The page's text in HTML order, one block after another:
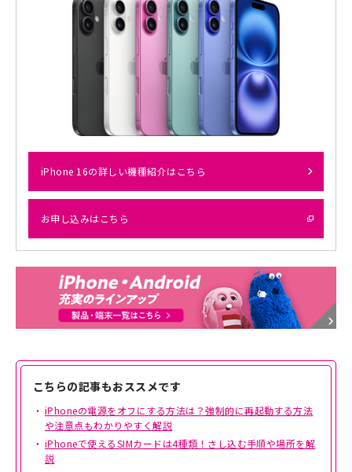
iPhone 16の詳しい機種紹介はこちら
お申し込みはこちら
こちらの記事もおススメです
iPhoneの電源をオフにする方法は？強制的に再起動する方法
や注意点もわかりやすく解説
iPhoneで使えるSIMカードは4種類！さし込む手順や場所を解
説